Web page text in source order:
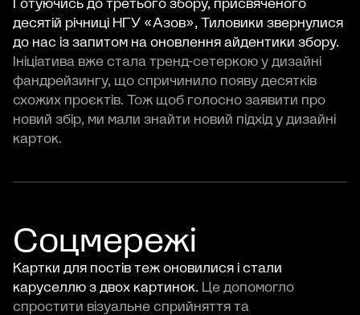
Готуючись до третього збору, присвяченого
десятій річниці НГУ «Азов», Тиловики звернулися
до нас із запитом на оновлення айдентики збору.
Ініціатива вже стала тренд-сетеркою у дизайні
фандрейзингу, що спричинило появу десятків
схожих проєктів. Тож щоб голосно заявити про
новий збір, ми мали знайти новий підхід у дизайні
карток.
Соцмережі
Картки для постів теж оновилися і стали
каруселлю з двох картинок. Це допомогло
спростити візуальне сприйняття та